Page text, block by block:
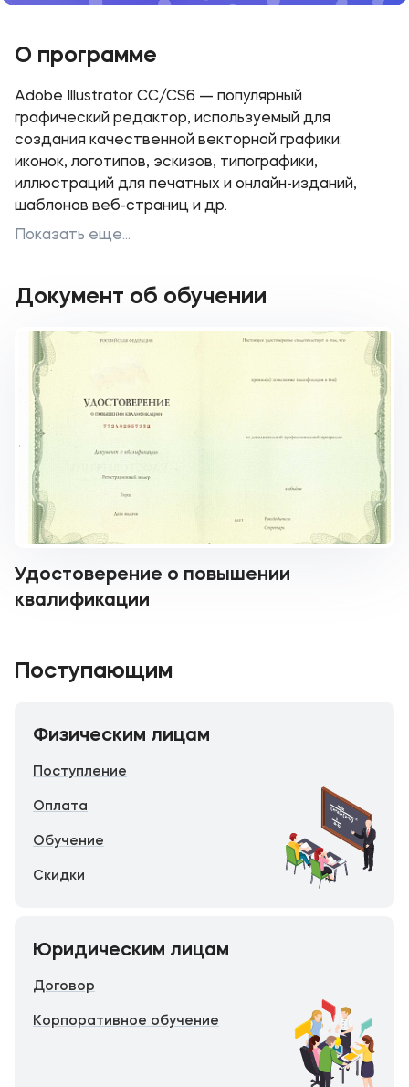
О программе
Adobe Illustrator CC/CS6 — популярный
графический редактор, используемый для
создания качественной векторной графики:
иконок, логотипов, эскизов, типографики,
иллюстраций для печатных и онлайн-изданий,
шаблонов веб-страниц и др.
Показать еще...
Документ об обучении
Удостоверение о повышении
квалификации
Поступающим
Физическим лицам
Поступление
Оплата
Обучение
Скидки
Юридическим лицам
Договор
Корпоративное обучение